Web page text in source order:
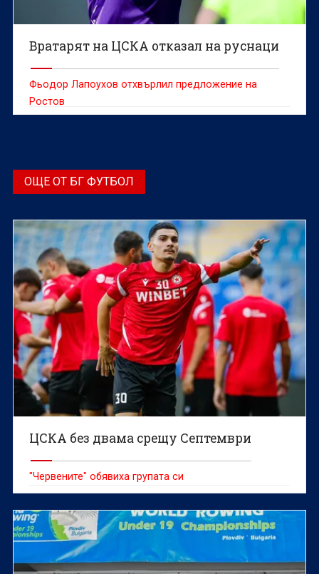
Вратарят на ЦСКА отказал на руснаци
Фьодор Лапоухов отхвърлил предложение на
Ростов
ОЩЕ ОТ БГ ФУТБОЛ
ЦСКА без двама срещу Септември
"Червените" обявиха групата си